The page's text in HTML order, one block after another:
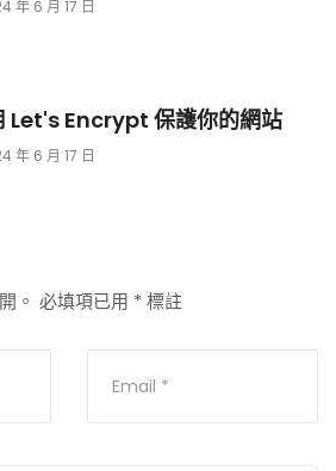
年 6 月 17 日
Let's Encrypt 保護你的網站
年 6 月 17 日
。 必填項已用 * 標註